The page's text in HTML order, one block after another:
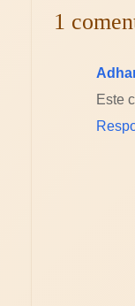
1
Este